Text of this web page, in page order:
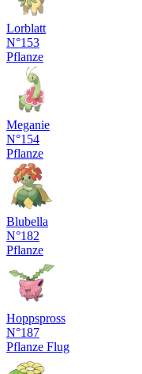
Lorblatt
N°153
Pflanze
Meganie
N°154
Pflanze
Blubella
N°182
Pflanze
Hoppspross
N°187
Pflanze Flug